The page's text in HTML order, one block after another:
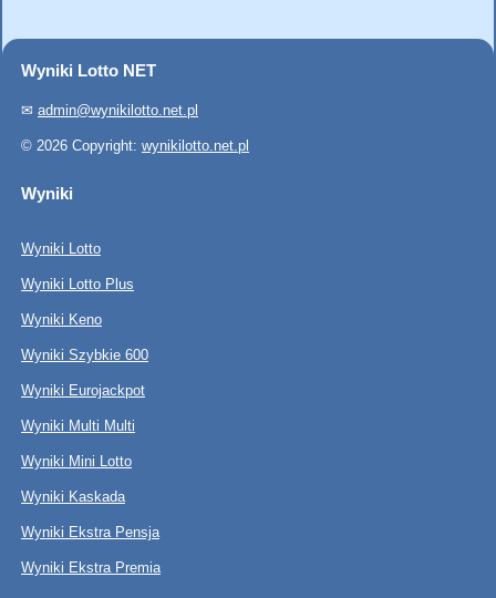
Wyniki Lotto NET
✉ admin@wynikilotto.net.pl
© 2026 Copyright: wynikilotto.net.pl
Wyniki
Wyniki Lotto
Wyniki Lotto Plus
Wyniki Keno
Wyniki Szybkie 600
Wyniki Eurojackpot
Wyniki Multi Multi
Wyniki Mini Lotto
Wyniki Kaskada
Wyniki Ekstra Pensja
Wyniki Ekstra Premia